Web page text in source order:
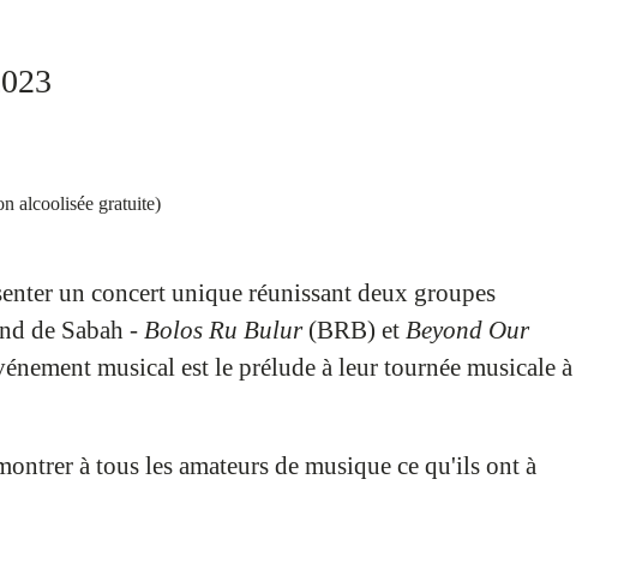
alcoolisée gratuite)
un concert unique réunissant deux groupes
de Sabah - Bolos Ru Bulur(BRB) et Beyond Our
musical est le prélude à leur tournée musicale à
à tous les amateurs de musique ce qu'ils ont à